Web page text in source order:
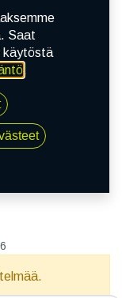
80 TWINDURO
Saat
käytöstä
.